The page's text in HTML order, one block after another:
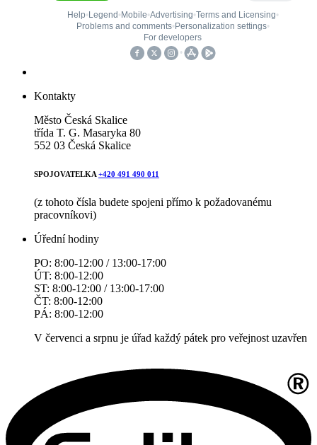
Kontakty
Město Česká Skalice
třída T. G. Masaryka 80
552 03 Česká Skalice
SPOJOVATELKA +420 491 490 011
(z tohoto čísla budete spojeni přímo k požadovanému
pracovníkovi)
Úřední hodiny
PO: 8:00-12:00 / 13:00-17:00
ÚT: 8:00-12:00
ST: 8:00-12:00 / 13:00-17:00
ČT: 8:00-12:00
PÁ: 8:00-12:00
V červenci a srpnu je úřad každý pátek pro veřejnost uzavřen